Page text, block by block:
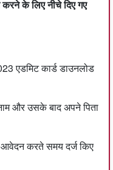
करने के लिए नीचे दिए गए
एडमिट कार्ड डाउनलोड
और उसके बाद अपने पिता
आवेदन करते समय दर्ज किए